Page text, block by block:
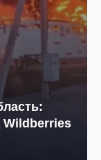
Wildberries